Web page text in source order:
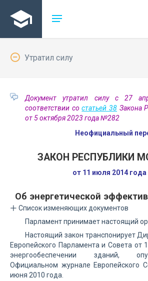
Утратил силу
Документ утратил силу с 27
соответствии состатьей 38 Закона
от 5 октября 2023 года №282
Неофициальный
ЗАКОН РЕСПУБЛИКИ
от 11 июля 2014
Об энергетической
Список изменяющих документов
Парламент принимает настоящий
Настоящий закон транспонирует
Европейского Парламента и Совета от
энергообеспечении зданий,
Официальном журнале Европейского
июня 2010 года.